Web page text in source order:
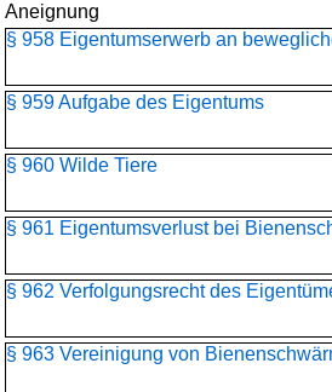
Aneignung
§ 958 Eigentumserwerb an
§ 959 Aufgabe des Eigentums
§ 960 Wilde Tiere
§ 961 Eigentumsverlust bei
§ 962 Verfolgungsrecht des
§ 963 Vereinigung von